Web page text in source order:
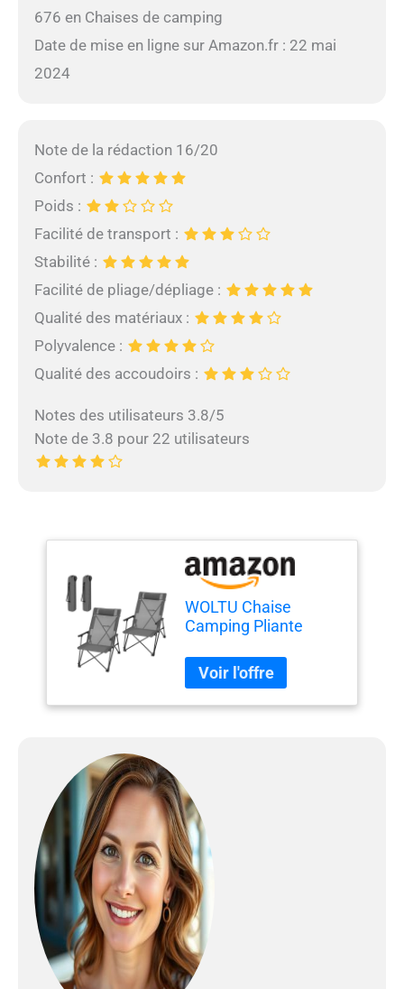
676 en Chaises de camping
Date de mise en ligne sur Amazon.fr : 22 mai
2024
Note de la rédaction 16/20
Confort :
Poids :
Facilité de transport :
Stabilité :
Facilité de pliage/dépliage :
Qualité des matériaux :
Polyvalence :
Qualité des accoudoirs :
Notes des utilisateurs 3.8/5
Note de 3.8 pour 22 utilisateurs
WOLTU Chaise
Camping Pliante
Pêche, Chaise de
Plage Pliable, Légère,
Portable, avec